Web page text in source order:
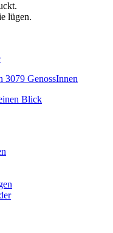
lügen.
3079 GenossInnen
Blick